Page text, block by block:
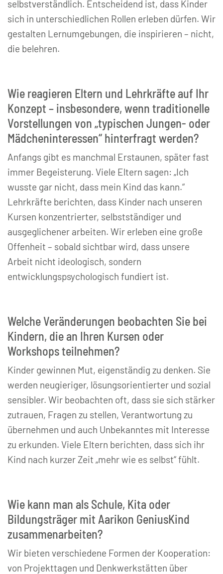
selbstverständlich. Entscheidend ist, dass Kinder
sich in unterschiedlichen Rollen erleben dürfen. Wir
gestalten Lernumgebungen, die inspirieren – nicht,
die belehren.
Wie reagieren Eltern und Lehrkräfte auf Ihr
Konzept – insbesondere, wenn traditionelle
Vorstellungen von „typischen Jungen- oder
Mädcheninteressen“ hinterfragt werden?
Anfangs gibt es manchmal Erstaunen, später fast
immer Begeisterung. Viele Eltern sagen: „Ich
wusste gar nicht, dass mein Kind das kann.“
Lehrkräfte berichten, dass Kinder nach unseren
Kursen konzentrierter, selbstständiger und
ausgeglichener arbeiten. Wir erleben eine große
Offenheit – sobald sichtbar wird, dass unsere
Arbeit nicht ideologisch, sondern
entwicklungspsychologisch fundiert ist.
Welche Veränderungen beobachten Sie bei
Kindern, die an Ihren Kursen oder
Workshops teilnehmen?
Kinder gewinnen Mut, eigenständig zu denken. Sie
werden neugieriger, lösungsorientierter und sozial
sensibler. Wir beobachten oft, dass sie sich stärker
zutrauen, Fragen zu stellen, Verantwortung zu
übernehmen und auch Unbekanntes mit Interesse
zu erkunden. Viele Eltern berichten, dass sich ihr
Kind nach kurzer Zeit „mehr wie es selbst“ fühlt.
Wie kann man als Schule, Kita oder
Bildungsträger mit Aarikon GeniusKind
zusammenarbeiten?
Wir bieten verschiedene Formen der Kooperation:
von Projekttagen und Denkwerkstätten über